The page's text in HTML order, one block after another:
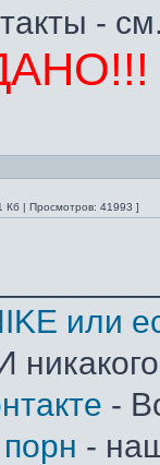
-
Кб | Просмотров: 41993 ]
или
-
-